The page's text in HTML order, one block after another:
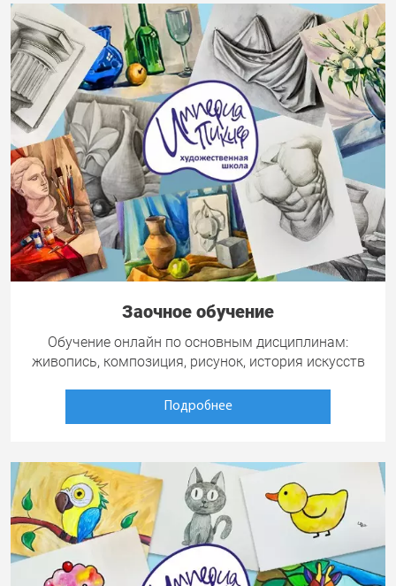
Заочное обучение
Обучение онлайн по основным дисциплинам:
живопись, композиция, рисунок, история искусств
Подробнее